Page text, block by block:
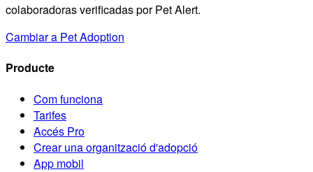
colaboradoras verificadas por Pet Alert.
Cambiar a Pet Adoption
Producte
Com funciona
Tarifes
Accés Pro
Crear una organització d'adopció
App mobil